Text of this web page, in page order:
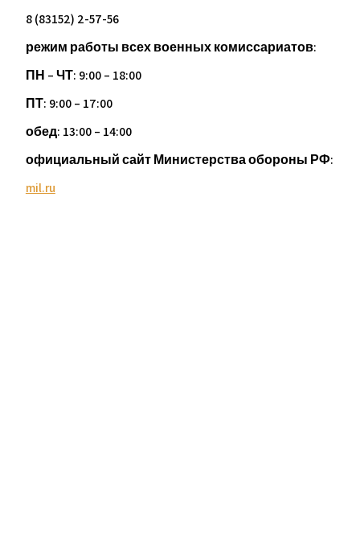
8 (83152) 2-57-56
режим работы всех военных комиссариатов:
ПН – ЧТ: 9:00 – 18:00
ПТ: 9:00 – 17:00
обед: 13:00 – 14:00
официальный сайт Министерства обороны РФ:
mil.ru